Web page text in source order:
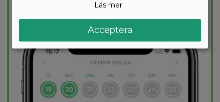
Läs mer
Acceptera